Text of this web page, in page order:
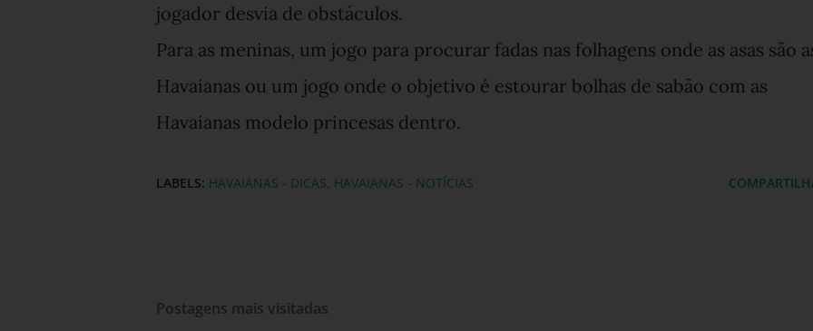
jogador desvia de obstáculos.
Para as meninas, um jogo para procurar fadas nas folhagens onde as asas são
Havaianas ou um jogo onde o objetivo é estourar bolhas de sabão com as
Havaianas modelo princesas dentro.
LABELS: HAVAIANAS - DICAS HAVAIANAS - NOTÍCIAS
Postagens mais visitadas